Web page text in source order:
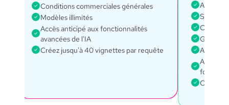
Conditions commerciales générales
Modèles illimités
Accès anticipé aux fonctionnalités
avancées de l'IA
Créez jusqu'à 40 vignettes par requête
Accès à
Suite
Accès à
Accès à
Créez